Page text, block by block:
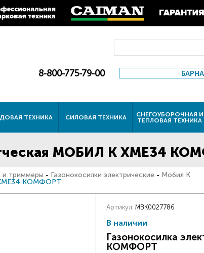
8-800-775-79-00
ТЕХНИКА СИЛОВАЯ ТЕХНИКА
СНЕГОУБОРОЧНАЯ И
ТЕПЛОВАЯ ТЕХНИКА
МОБИЛ К XME34
и триммеры - Газонокосилки электрические - Мобил К
XME34 КОМФОРТ
Артикул: MBK0027786
В наличии
Газонокосилка
КОМФОРТ